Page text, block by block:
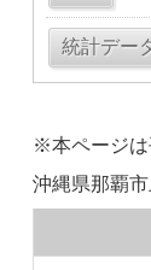
※本ページは
沖縄県那覇